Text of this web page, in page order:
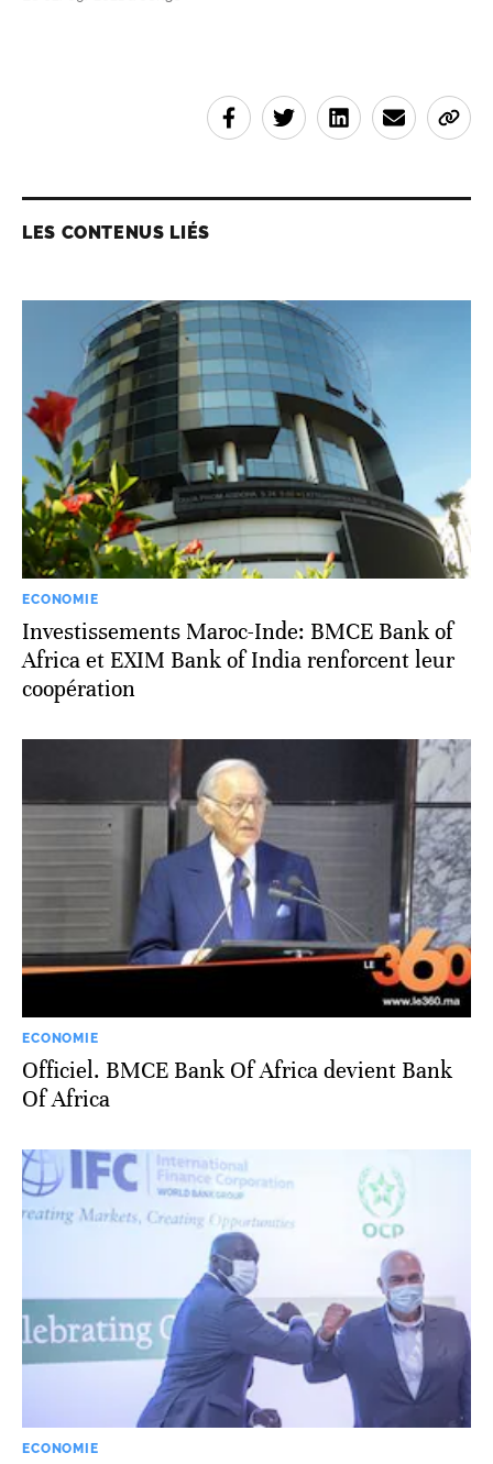
LES CONTENUS LIÉS
ECONOMIE
Investissements Maroc-Inde: BMCE Bank of
Africa et EXIM Bank of India renforcent leur
coopération
ECONOMIE
Officiel. BMCE Bank Of Africa devient Bank
Of Africa
ECONOMIE